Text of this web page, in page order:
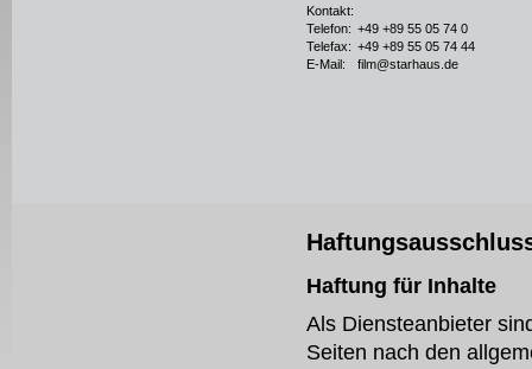
Kontakt:
Telefon: +49 +89 55 05 74 0
Telefax: +49 +89 55 05 74 44
E-Mail:
film@starhaus.de
Haftung für Inhalte
Als Diensteanbieter
Seiten nach den